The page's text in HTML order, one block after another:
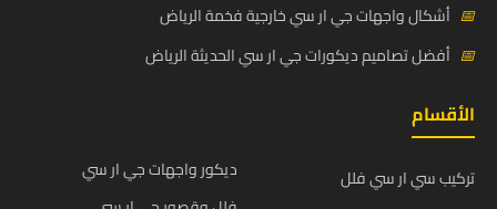
📅 أشكال واجهات جي ار سي خارجية فخمة الرياض
📅 أفضل تصاميم ديكورات جي ار سي الحديثة الرياض
الأقسام
تركيب سي ار سي فلل
ديكور واجهات جي ار سي